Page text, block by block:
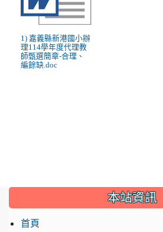
1) 嘉義縣新港國小辦
理114學年度代理教
師甄選簡章-合理、
編餘缺.doc
::: 本站資訊
首頁